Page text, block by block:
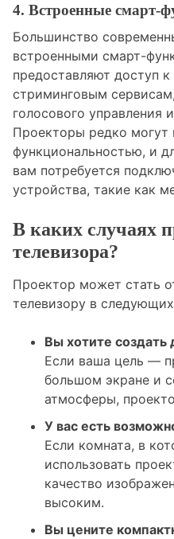
4. Встроенные смарт-
Большинство
встроенными смарт-
предоставляют доступ
стриминговым
голосового управления
Проекторы редко могут
функциональностью, и
вам потребуется
устройства, такие как
В каких случаях
телевизора?
Проектор может стать
телевизору в
Вы хотите
Если ваша цель —
большом экране и
атмосферы,
У вас есть
Если комната, в
использовать
качество
высоким.
Вы цените